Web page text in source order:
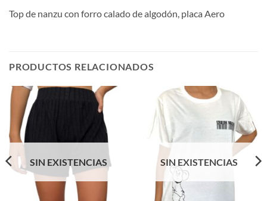
Top de nanzu con forro calado de algodón, placa Aero
PRODUCTOS RELACIONADOS
SIN EXISTENCIAS SIN EXISTENCIAS